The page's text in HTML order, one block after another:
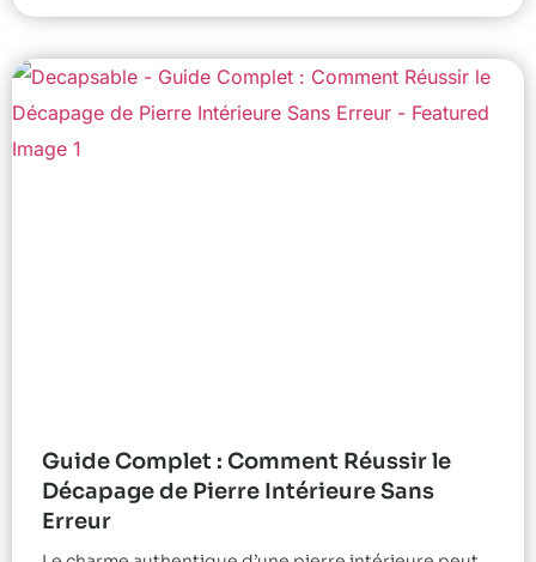
Guide Complet : Comment Réussir le
Décapage de Pierre Intérieure Sans
Erreur